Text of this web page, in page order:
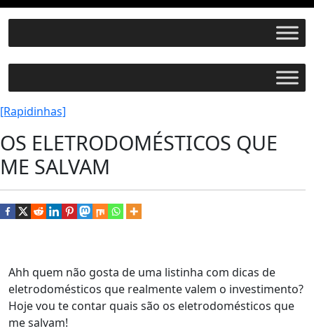
[Rapidinhas]
OS ELETRODOMÉSTICOS QUE
ME SALVAM
Ahh quem não gosta de uma listinha com dicas de
eletrodomésticos que realmente valem o investimento?
Hoje vou te contar quais são os eletrodomésticos que
me salvam!